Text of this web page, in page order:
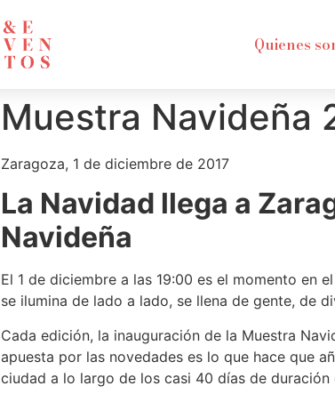
Quienes
Muestra Navideña
Zaragoza, 1 de diciembre de 2017
La Navidad llega a
Navideña
El 1 de diciembre a las 19:00 es el momento en
se ilumina de lado a lado, se llena de gente, de
Cada edición, la inauguración de la Muestra
apuesta por las novedades es lo que hace que
ciudad a lo largo de los casi 40 días de duración